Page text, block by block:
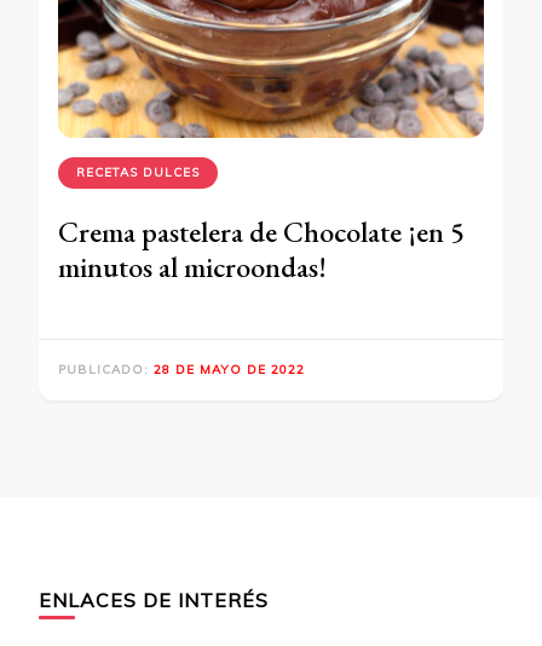
RECETAS DULCES
Crema pastelera de Chocolate ¡en 5
minutos al microondas!
PUBLICADO: 28 DE MAYO DE 2022
ENLACES DE INTERÉS